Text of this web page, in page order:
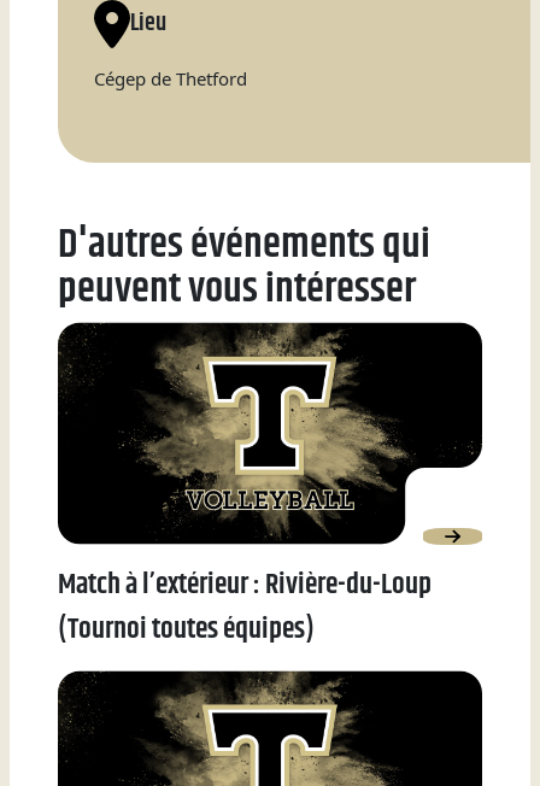
Natation
Badminton
Flag
Football
Lieu
Cégep de Thetford
D'autres événements qui
peuvent vous intéresser
Match à l’extérieur : Rivière-du-Loup
(Tournoi toutes équipes)